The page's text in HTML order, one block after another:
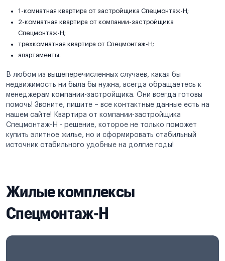
1-комнатная квартира от застройщика Спецмонтаж-Н;
2-комнатная квартира от компании-застройщика
Спецмонтаж-Н;
трехкомнатная квартира от Спецмонтаж-Н;
апартаменты.
В любом из вышеперечисленных случаев, какая бы
недвижимость ни была бы нужна, всегда обращаетесь к
менеджерам компании-застройщика. Они всегда готовы
помочь! Звоните, пишите – все контактные данные есть на
нашем сайте! Квартира от компании-застройщика
Спецмонтаж-Н - решение, которое не только поможет
купить элитное жилье, но и сформировать стабильный
источник стабильного удобные на долгие годы!
Жилые комплексы
Спецмонтаж-Н